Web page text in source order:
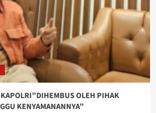
OLEH PIHAK
KENYAMANANNYA”